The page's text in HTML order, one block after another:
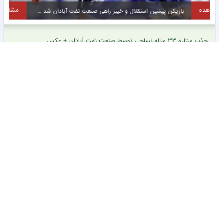
بازیکن پیشین استقلال و خیبر راهی صنعت نفت آبادان شد + عکس مشاهده
جذب ستاره ۳۳ ساله نساجی توسط صنعت نفت آبادان + عکس